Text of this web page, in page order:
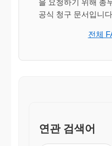
을 요청하기 위해 총
공식 청구 문서입니
전체
연관 검색어